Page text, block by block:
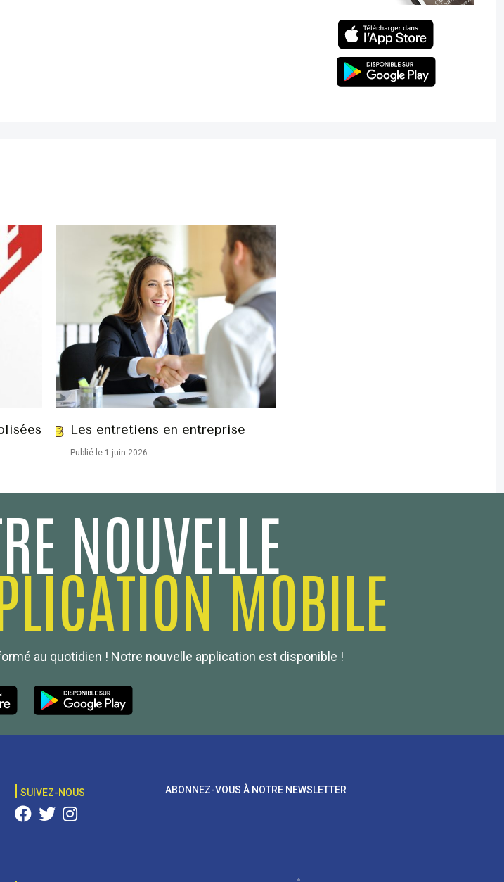
Les entretiens en entreprise
Publié le 1 juin 2026
NOUVELLE
MOBILE
au quotidien ! Notre nouvelle application est disponible !
SUIVEZ-NOUS ABONNEZ-VOUS À NOTRE NEWSLETTER